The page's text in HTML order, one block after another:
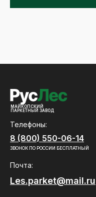
МАЙКОПСКИЙ
ПАРКЕТНЫЙ ЗАВОД
Почта:
Телефоны:
8 (800) 550-06-14
Les.parket@mail.ru
ЗВОНОК ПО РОССИИ БЕСПЛАТНЫЙ